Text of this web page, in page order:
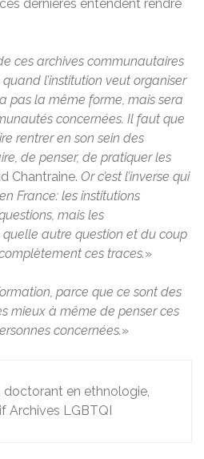
dernières entendent rendre
ces archives communautaires
l’institution veut organiser
pas la même forme, mais sera
concernées. Il faut que
rentrer en son sein des
de penser, de pratiquer les
Chantraine. Or c’est l’inverse qui
France: les institutions
mais les
autre question et du coup
ces traces.»
parce que ce sont des
mieux à même de penser ces
concernées.»
doctorant en ethnologie,
Archives LGBTQI